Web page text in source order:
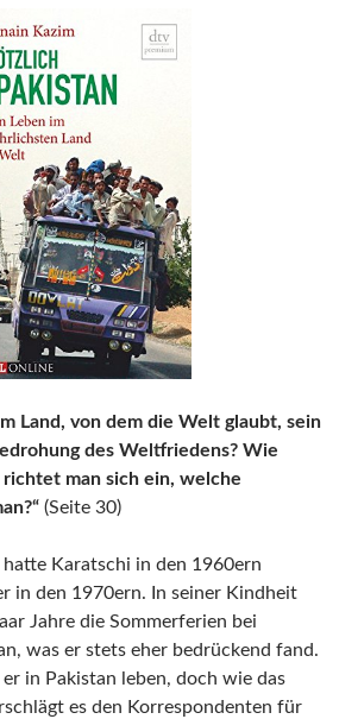
Land, von dem die Welt glaubt, sein
des Weltfriedens? Wie
man sich ein, welche
(Seite 30)
hatte Karatschi in den 1960ern
in den 1970ern. In seiner Kindheit
Jahre die Sommerferien bei
was er stets eher bedrückend fand.
in Pakistan leben, doch wie das
es den Korrespondenten für